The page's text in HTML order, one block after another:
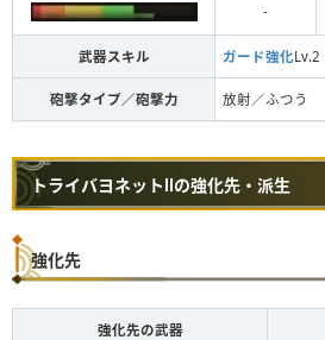
-
武器スキル ガード強化Lv.2
砲撃タイプ／砲撃力 放射／ふつう
トライバヨネットⅡの強化先・派生
強化先
強化先の武器